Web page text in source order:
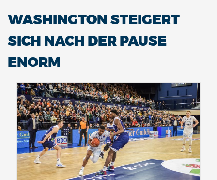
WASHINGTON STEIGERT
SICH NACH DER PAUSE
ENORM